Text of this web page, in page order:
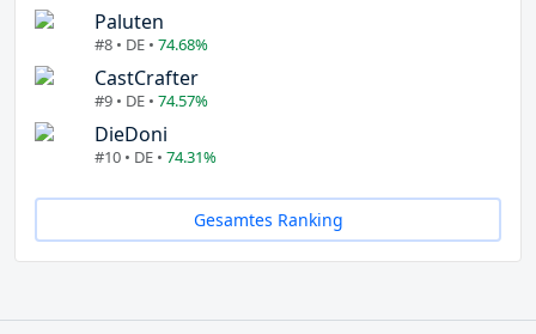
Paluten
#8 • DE • 74.68%
CastCrafter
#9 • DE • 74.57%
DieDoni
#10 • DE • 74.31%
Gesamtes Ranking